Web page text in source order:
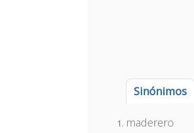
Sinónimos
maderero